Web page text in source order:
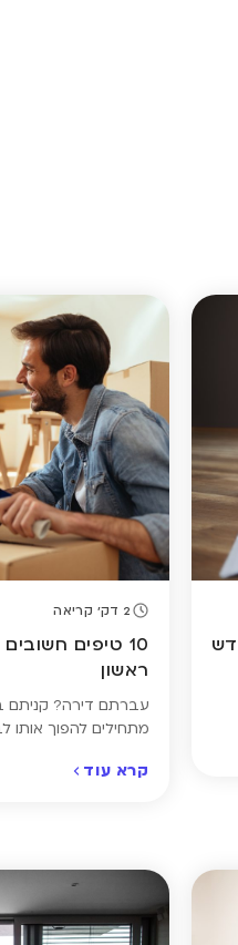
2 דק' קריאה
10 טיפים
ראשון
עברתם דירה? קניתם
מתחילים להפוך אותו
לוודא שגם במקרה של
קרא עוד